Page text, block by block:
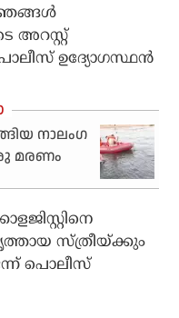
ഞങ്ങൾ
അറസ്റ്റ്
ഉദ്യോഗസ്ഥൻ
നാലംഗ
മരണം
സ്ത്രീയ്ക്കും
പൊലീസ്